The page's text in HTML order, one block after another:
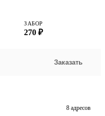
ЗАБОР
270 ₽
Заказать
8 адресов